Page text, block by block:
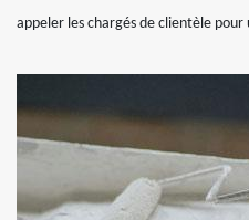
appeler les chargés de clientèle pour